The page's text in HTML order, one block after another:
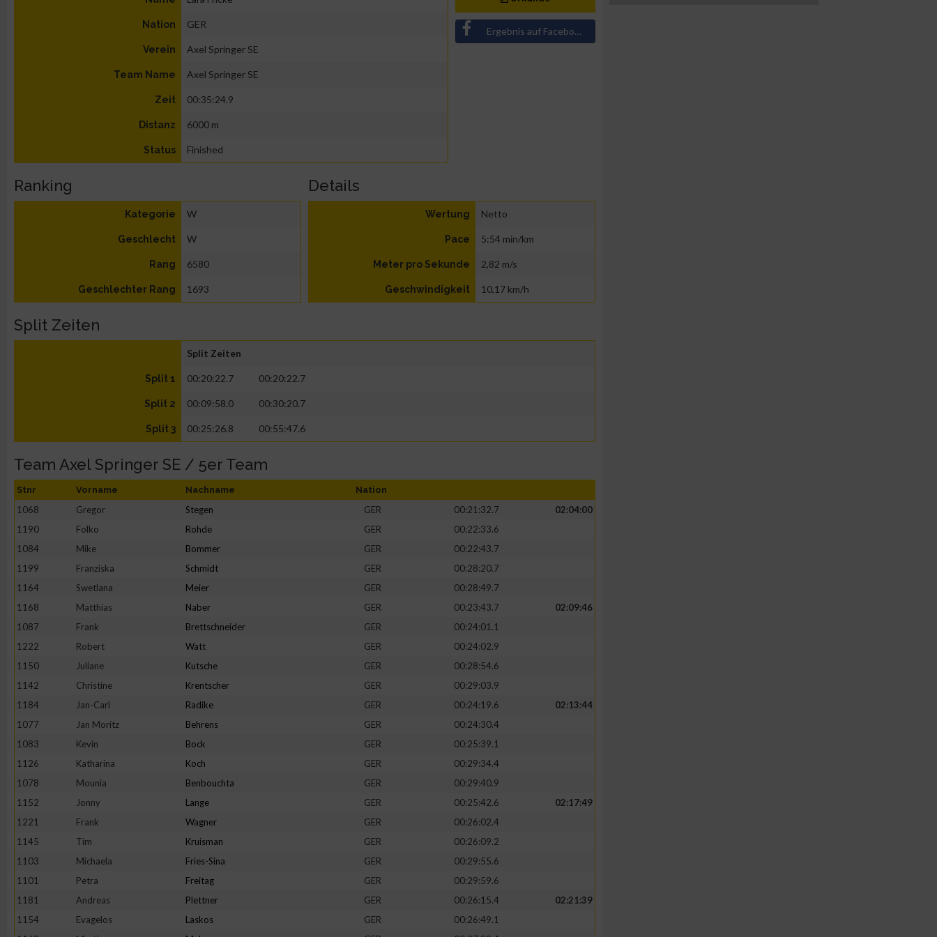
Nation GER
Verein Axel Springer SE
Team Name Axel Springer SE
Zeit 00:35:24.9
Distanz 6000 m
Status Finished
Ergebnis auf Facebook teilen
Ranking
Kategorie W
Geschlecht W
Rang 6580
Geschlechter Rang 1693
Details
Wertung Netto
Pace 5:54 min/km
Meter pro Sekunde 2,82 m/s
Geschwindigkeit 10,17 km/h
Split Zeiten
Split Zeiten
Split 1 00:20:22.7 00:20:22.7
Split 2 00:09:58.0 00:30:20.7
Split 3 00:25:26.8 00:55:47.6
Team Axel Springer SE / 5er Team
Stnr Vorname Nachname Nation
1068 Gregor Stegen GER 00:21:32.7
02:04:00
1190
Folko Rohde GER
00:22:33.6
1084
Mike Bommer GER
00:22:43.7
1199
Franziska Schmidt GER
00:28:20.7
1164
Swetlana Meier GER
00:28:49.7
1168
Matthias Naber GER 00:23:43.7
02:09:46
1087
Frank Brettschneider GER
00:24:01.1
1222
Robert Watt GER
00:24:02.9
1150
Juliane Kutsche GER
00:28:54.6
1142
Christine Krentscher GER
00:29:03.9
1184
Jan-Carl Radike GER 00:24:19.6
02:13:44
1077
Jan Moritz Behrens GER
00:24:30.4
1083
Kevin Bock GER
00:25:39.1
1126
Katharina Koch GER
00:29:34.4
1078
Mounia Benbouchta GER
00:29:40.9
1152
Jonny Lange GER 00:25:42.6
02:17:49
1221
Frank Wagner GER
00:26:02.4
1145
Tim Kruisman GER
00:26:09.2
1103
Michaela Fries-Sina GER
00:29:55.6
1101
Petra Freitag GER
00:29:59.6
1181
Andreas Plettner GER 00:26:15.4
02:21:39
1154
Evagelos Laskos GER
00:26:49.1